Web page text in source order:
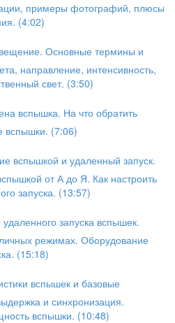
примеры фотографий, плюсы
(4:02)
Основные термины и
направление, интенсивность,
свет. (3:50)
вспышка. На что обратить
вспышки. (7:06)
вспышкой и удаленный запуск.
от А до Я. Как настроить
запуска. (13:57)
запуска вспышек.
режимах. Оборудование
(15:18)
вспышек и базовые
и синхронизация.
вспышки. (10:48)